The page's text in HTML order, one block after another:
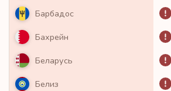
Барбадос
Бахрейн
Беларусь
Белиз